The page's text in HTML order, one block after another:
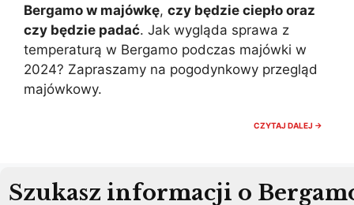
Bergamo w majówkę, czy będzie ciepło oraz
czy będzie padać. Jak wygląda sprawa z
temperaturą w Bergamo podczas majówki w
2024? Zapraszamy na pogodynkowy przegląd
majówkowy.
CZYTAJ DALEJ →
CZY
Szukasz informacji o